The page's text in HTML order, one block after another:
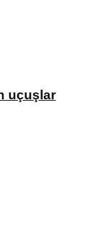
uçuşlar